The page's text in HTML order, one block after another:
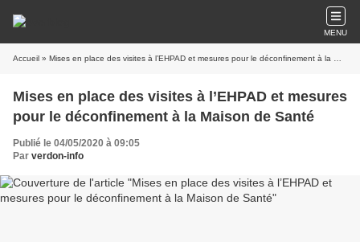
MENU
Accueil » Mises en place des visites à l’EHPAD et mesures pour le déconfinement à la Maison de Santé
Mises en place des visites à l’EHPAD et mesures
pour le déconfinement à la Maison de Santé
Publié le 04/05/2020 à 09:05
Par verdon-info